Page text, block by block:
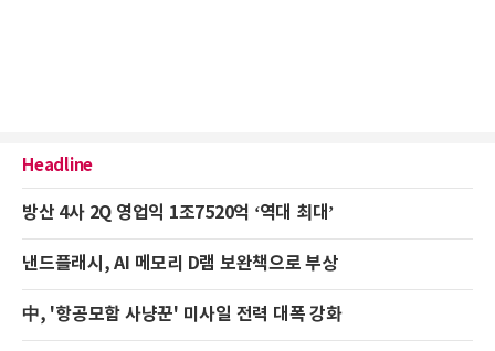
Headline
방산 4사 2Q 영업익 1조7520억 ‘역대 최대’
낸드플래시, AI 메모리 D램 보완책으로 부상
中, '항공모함 사냥꾼' 미사일 전력 대폭 강화